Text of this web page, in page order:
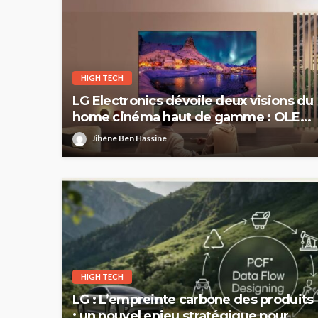
HIGH TECH
LG Electronics dévoile deux visions du
home cinéma haut de gamme : OLED
evo et Micro RGB evo
Jihène Ben Hassine
HIGH TECH
LG : L’empreinte carbone des produits